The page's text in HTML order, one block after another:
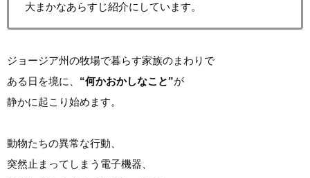
大まかなあらすじ紹介にしています。
ジョージア州の牧場で暮らす家族のまわりで
ある日を境に、 “何かおかしなこと”が
静かに起こり始めます。
動物たちの異常な行動、
突然止まってしまう電子機器、